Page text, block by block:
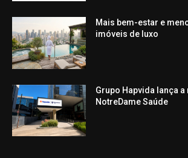
Mais bem-estar e
imóveis de luxo
Grupo Hapvida lança a
NotreDame Saúde